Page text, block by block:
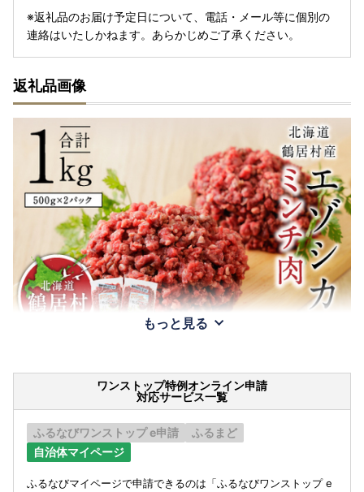
※返礼品のお届け予定日について、電話・メール等に個別の
連絡はいたしかねます。あらかじめご了承ください。
返礼品画像
もっと見る
ワンストップ特例オンライン申請
対応サービス一覧
ふるなびワンストップ e申請
ふるまど
自治体マイページ
ふるなびマイページで申請できるのは「ふるなびワンストップ e